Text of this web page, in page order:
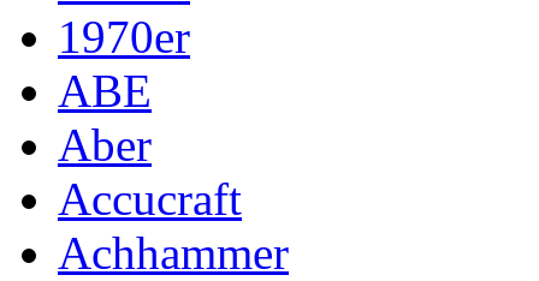
1970er
ABE
Aber
Accucraft
Achhammer